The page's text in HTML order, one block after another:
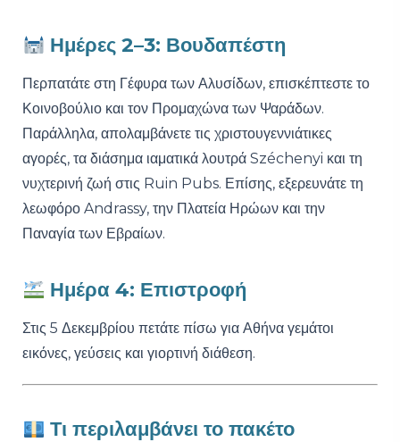
Ημέρες 2–3: Βουδαπέστη
Περπατάτε στη Γέφυρα των Αλυσίδων, επισκέπτεστε το
Κοινοβούλιο και τον Προμαχώνα των Ψαράδων.
Παράλληλα, απολαμβάνετε τις χριστουγεννιάτικες
αγορές, τα διάσημα ιαματικά λουτρά Széchenyi και τη
νυχτερινή ζωή στις Ruin Pubs. Επίσης, εξερευνάτε τη
λεωφόρο Andrassy, την Πλατεία Ηρώων και την
Παναγία των Εβραίων.
Ημέρα 4: Επιστροφή
Στις 5 Δεκεμβρίου πετάτε πίσω για Αθήνα γεμάτοι
εικόνες, γεύσεις και γιορτινή διάθεση.
Τι περιλαμβάνει το πακέτο